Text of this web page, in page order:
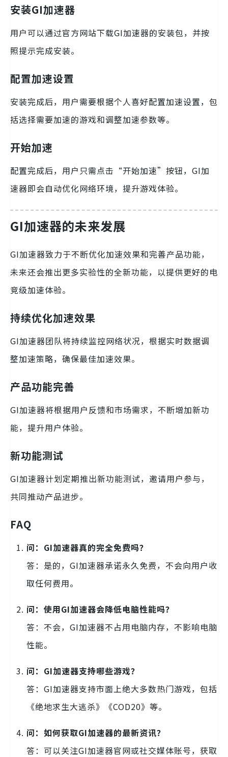
安装GI加速器
用户可以通过官方网站下载GI加速器的安装包，并按
照提示完成安装。
配置加速设置
安装完成后，用户需要根据个人喜好配置加速设置，包
括选择需要加速的游戏和调整加速参数等。
开始加速
配置完成后，用户只需点击“开始加速”按钮，GI加
速器即会自动优化网络环境，提升游戏体验。
GI加速器的未来发展
GI加速器致力于不断优化加速效果和完善产品功能，
未来还会推出更多实验性的全新功能，以提供更好的电
竞级加速体验。
持续优化加速效果
GI加速器团队将持续监控网络状况，根据实时数据调
整加速策略，确保最佳加速效果。
产品功能完善
GI加速器将根据用户反馈和市场需求，不断增加新功
能，提升用户体验。
新功能测试
GI加速器计划定期推出新功能测试，邀请用户参与，
共同推动产品进步。
FAQ
问：GI加速器真的完全免费吗？
答：是的，GI加速器承诺永久免费，不会向用户收
取任何费用。
问：使用GI加速器会降低电脑性能吗？
答：不会，GI加速器不占用电脑内存，不影响电脑
性能。
问：GI加速器支持哪些游戏？
答：GI加速器支持市面上绝大多数热门游戏，包括
《绝地求生大逃杀》《COD20》等。
问：如何获取GI加速器的最新资讯？
答：可以关注GI加速器官网或社交媒体账号，获取